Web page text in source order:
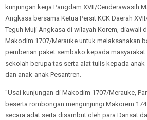
kunjungan kerja Pangdam XVII/Cenderawasih
Angkasa bersama Ketua Persit KCK Daerah
Teguh Muji Angkasa di wilayah Korem, diawali
Makodim 1707/Merauke untuk melaksanakan
pemberian paket sembako kepada masyarakat
sekolah berupa tas serta alat tulis kepada
dan anak-anak Pesantren.
"Usai kunjungan di Makodim 1707/Merauke,
beserta rombongan mengunjungi Makorem
secara adat serta disambut oleh para Dansat